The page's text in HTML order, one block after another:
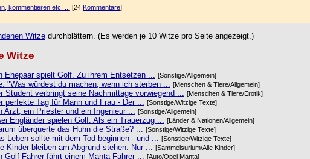
kommentieren etc. ...
[24 Kommentare]
Witzedurchblättern. (Es werden je 10 Witze pro Seite angezeigt.)
Witze
Ehepaar spielt Golf. Zu ihrem Entsetzen ... [Sonstige/Allgemein]
"Was würdest du machen, wenn ich sterben ... [Menschen & Tiere/Allgemein]
Student verbringt seine Nachmittage vorwiegend ... [Menschen & Tiere/Erotik]
perfekte Tag für Mann und Frau - Der ... [Sonstige/Witzige Texte]
Arzt, ein Priester und ein Ingenieur ... [Sonstige/Allgemein]
Engländer spielen Golf. Als ein Trauerzug ... [Länder & Nationen/Allgemein]
überquerte das Huhn die Straße? ... [Sonstige/Witzige Texte]
Leben sollte mit dem Tod beginnen - und ... [Sonstige/Witzige Texte]
Kinder bleiben am Abgrund stehen. Nur ... [Sammelsurium/Alle Kinder]
Golf-Fahrer fährt einem Manta-Fahrer ... [Auto/Opel Manta]